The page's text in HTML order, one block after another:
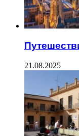
21.08.2025